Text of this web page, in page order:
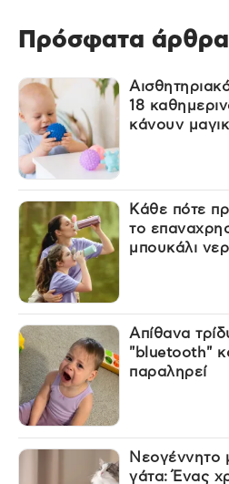
Πρόσφατα άρθρα
18
κάνουν
Κάθε πότε
το
μπουκάλι
Απίθανα
"bluetooth"
παραληρεί
Νεογέννητο
γάτα: Ένας